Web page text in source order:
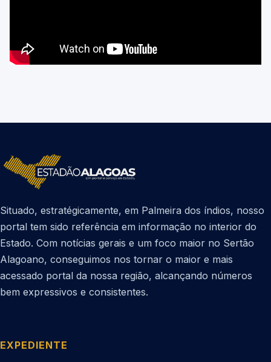
Situado, estratégicamente, em Palmeira dos índios, nosso
portal tem sido referência em informação no interior do
Estado. Com notícias gerais e um foco maior no Sertão
Alagoano, conseguimos nos tornar o maior e mais
acessado portal da nossa região, alcançando números
bem expressivos e consistentes.
EXPEDIENTE